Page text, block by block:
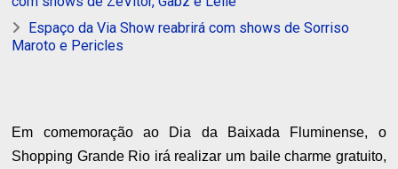
Espaço da Via Show reabrirá com shows de Sorriso
Maroto e Pericles
Em comemoração ao Dia da Baixada Fluminense, o
Shopping Grande Rio irá realizar um baile charme gratuito,